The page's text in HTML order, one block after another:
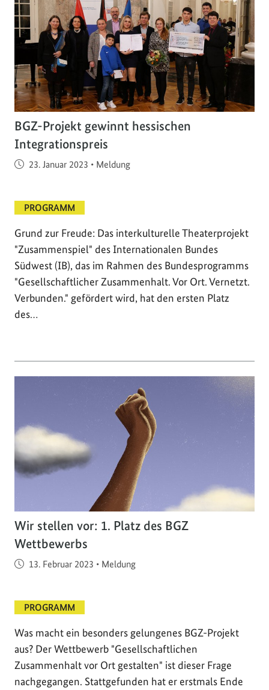
BGZ-Projekt gewinnt hessischen
Integrationspreis
Veröffentlicht am
23. Januar 2023 • Meldung
PROGRAMM
Grund zur Freude: Das interkulturelle Theaterprojekt
"Zusammenspiel" des Internationalen Bundes
Südwest (IB), das im Rahmen des Bundesprogramms
"Gesellschaftlicher Zusammenhalt. Vor Ort. Vernetzt.
Verbunden." gefördert wird, hat den ersten Platz
des…
Wir stellen vor: 1. Platz des BGZ
Wettbewerbs
Veröffentlicht am
13. Februar 2023 • Meldung
PROGRAMM
Was macht ein besonders gelungenes BGZ-Projekt
aus? Der Wettbewerb "Gesellschaftlichen
Zusammenhalt vor Ort gestalten" ist dieser Frage
nachgegangen. Stattgefunden hat er erstmals Ende